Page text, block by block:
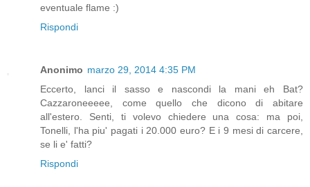
eventuale flame :)
Rispondi
Anonimo marzo 29, 2014 4:35 PM
Eccerto, lanci il sasso e nascondi la mani eh Bat?
Cazzaroneeeee, come quello che dicono di abitare
all'estero. Senti, ti volevo chiedere una cosa: ma poi,
Tonelli, l'ha piu' pagati i 20.000 euro? E i 9 mesi di carcere,
se li e' fatti?
Rispondi